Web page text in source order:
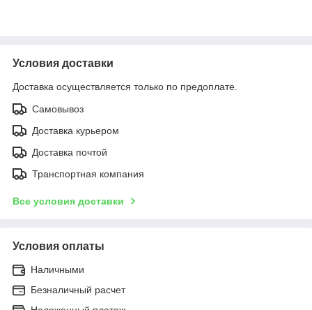
Условия доставки
Доставка осуществляется только по предоплате.
Самовывоз
Доставка курьером
Доставка почтой
Транспортная компания
Все условия доставки
Условия оплаты
Наличными
Безналичный расчет